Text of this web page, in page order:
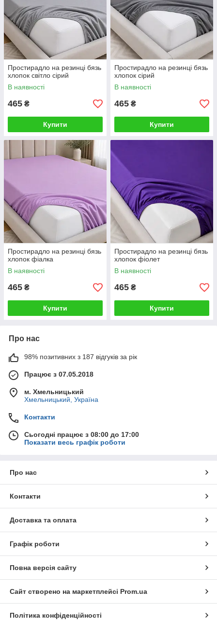
Простирадло на резинці бязь
хлопок світло сірий
В наявності
465 ₴
Купити
Простирадло на резинці бязь
хлопок сірий
В наявності
465 ₴
Купити
Простирадло на резинці бязь
хлопок фіалка
В наявності
465 ₴
Купити
Простирадло на резинці бязь
хлопок фіолет
В наявності
465 ₴
Купити
Про нас
98% позитивних з 187 відгуків за рік
Працює з 07.05.2018
м. Хмельницький
Хмельницький, Україна
Контакти
Сьогодні працює з 08:00 до 17:00
Показати весь графік роботи
Про нас
Контакти
Доставка та оплата
Графік роботи
Повна версія сайту
Сайт створено на маркетплейсі Prom.ua
Політика конфіденційності